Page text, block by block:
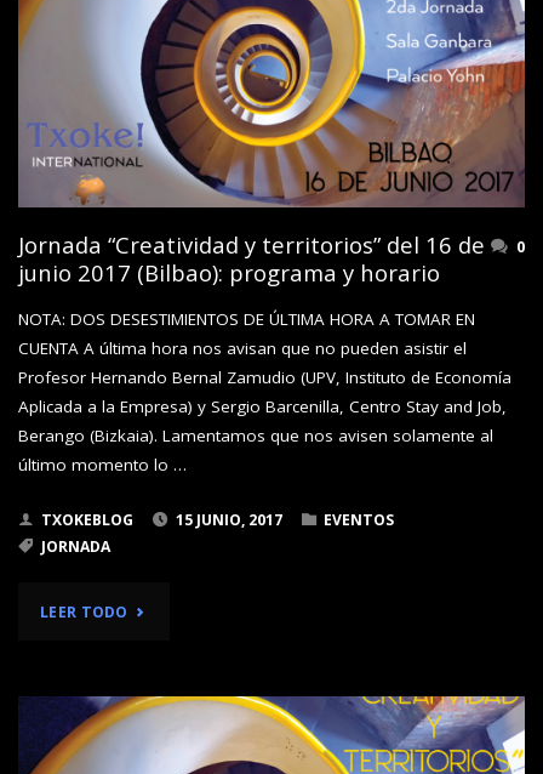
Jornada “Creatividad y territorios” del 16 de
junio 2017 (Bilbao): programa y horario
0
NOTA: DOS DESESTIMIENTOS DE ÚLTIMA HORA A TOMAR EN
CUENTA A última hora nos avisan que no pueden asistir el
Profesor Hernando Bernal Zamudio (UPV, Instituto de Economía
Aplicada a la Empresa) y Sergio Barcenilla, Centro Stay and Job,
Berango (Bizkaia). Lamentamos que nos avisen solamente al
último momento lo …
TXOKEBLOG 15 JUNIO, 2017
EVENTOS
JORNADA
LEER TODO "JORNADA
Y
TERRITORIOS”